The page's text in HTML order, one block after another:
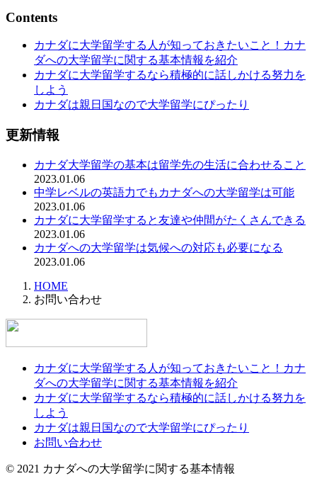
Contents
カナダに大学留学する人が知っておきたいこと！カナ
ダへの大学留学に関する基本情報を紹介
カナダに大学留学するなら積極的に話しかける努力を
しよう
カナダは親日国なので大学留学にぴったり
更新情報
カナダ大学留学の基本は留学先の生活に合わせること
2023.01.06
中学レベルの英語力でもカナダへの大学留学は可能
2023.01.06
カナダに大学留学すると友達や仲間がたくさんできる
2023.01.06
カナダへの大学留学は気候への対応も必要になる
2023.01.06
HOME
お問い合わせ
カナダに大学留学する人が知っておきたいこと！カナ
ダへの大学留学に関する基本情報を紹介
カナダに大学留学するなら積極的に話しかける努力を
しよう
カナダは親日国なので大学留学にぴったり
お問い合わせ
© 2021 カナダへの大学留学に関する基本情報